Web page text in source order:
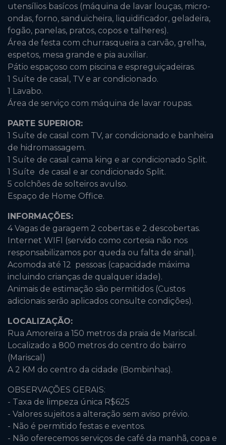
utensílios basícos (máquina de lavar louças, micro-
ondas, forno, sanduicheira, liquidificador, geladeira,
fogão, panelas, pratos, copos e talheres).
Área de festa com churrasqueira a carvão, grelha,
espetos, mesa grande e pia auxiliar.
Pátio espaçoso com piscina e espreguiçadeiras.
1 Suíte de casal, TV e ar condicionado.
1 Lavabo.
Área de serviço com máquina de lavar roupas.
PARTE SUPERIOR:
1 Suíte de casal com TV, ar condicionado e banheira
de hidromassagem.
1 Suíte de casal cama king e ar condicionado Split.
1 Suíte de casal e ar condicionado Split.
5 colchões de solteiros avulso.
Espaço de Home Office.
INFORMAÇÕES:
4 Vagas de garagem 2 cobertas e 2 descobertas.
Internet WIFI (servido como cortesia não nos
responsabilizamos por queda ou falta de sinal).
Acomoda até 12 pessoas (capacidade máxima
incluindo crianças de qualquer idade).
Animais de estimação são permitidos (Custos
adicionais serão aplicados consulte condições).
LOCALIZAÇÃO:
Rua Amoreira a 150 metros da praia de Mariscal.
Localizado a 800 metros do centro do bairro
(Mariscal)
A 2 KM do centro da cidade (Bombinhas).
OBSERVAÇÕES GERAIS:
- Taxa de limpeza única R$625
- Valores sujeitos a alteração sem aviso prévio.
- Não é permitido festas e eventos.
- Não oferecemos serviços de café da manhã, copa e